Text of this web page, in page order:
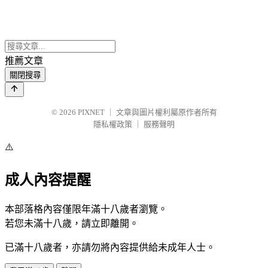
推薦文章
關閉搜尋
© 2026 PIXNET
文章與圖片權利屬原作者所有
隱私權政策
服務聲明
⚠️
成人內容提醒
本部落格內容僅限年滿十八歲者瀏覽。
若您未滿十八歲，請立即離開。
已滿十八歲者，亦請勿將內容提供給未成年人士。